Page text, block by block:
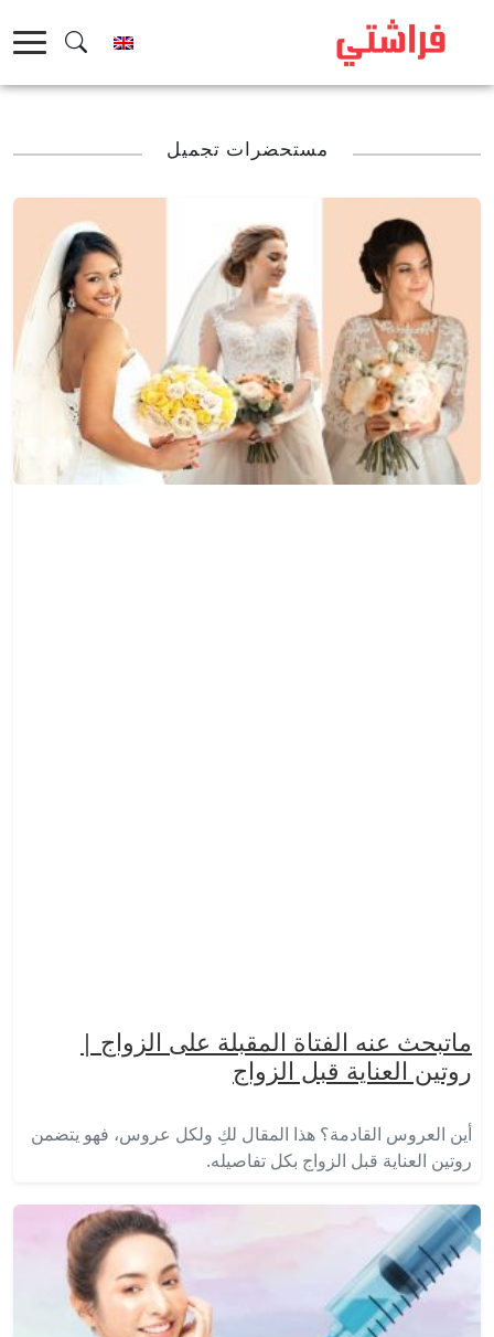
مستحضرات تجميل
ماتبحث عنه الفتاة المقبلة على الزواج |
روتين العناية قبل الزواج
أين العروس القادمة؟ هذا المقال لكِ ولكل عروس، فهو يتضمن
روتين العناية قبل الزواج بكل تفاصيله.